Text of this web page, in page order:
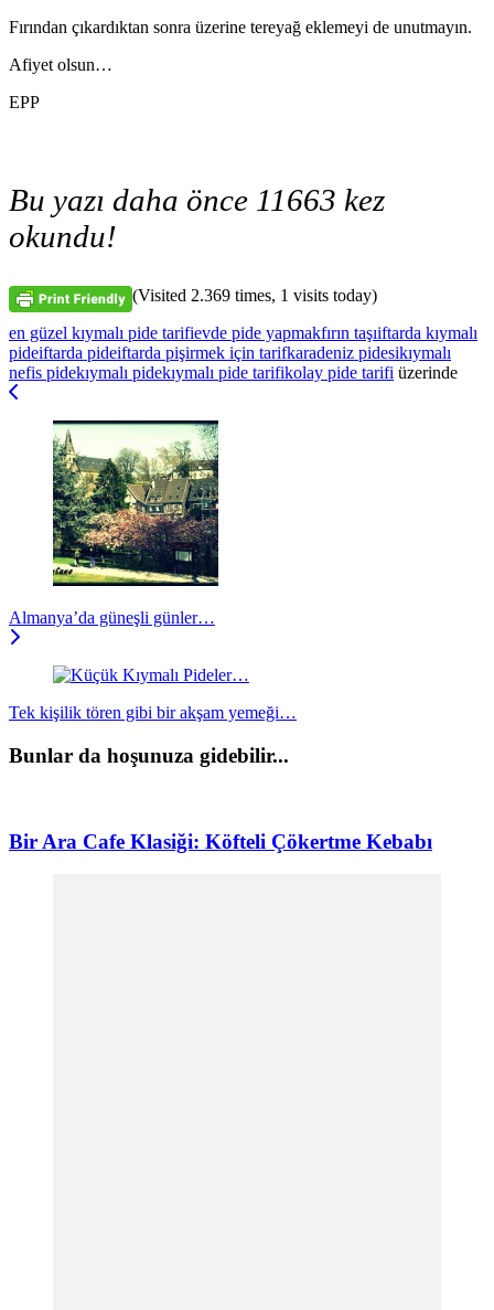
Fırından çıkardıktan sonra üzerine tereyağ eklemeyi de unutmayın.
Afiyet olsun…
EPP
Bu yazı daha önce 11663 kez
okundu!
(Visited 2.369 times, 1 visits today)
en güzel kıymalı pide tarifievde pide yapmakfırın taşıiftarda kıymalı
pideiftarda pideiftarda pişirmek için tarifkaradeniz pidesikıymalı
nefis pidekıymalı pidekıymalı pide tarifikolay pide tarifi üzerinde
Yazı
dolaşımı
Almanya’da güneşli günler…
Tek kişilik tören gibi bir akşam yemeği…
Bunlar da hoşunuza gidebilir...
Bir Ara Cafe Klasiği: Köfteli Çökertme Kebabı